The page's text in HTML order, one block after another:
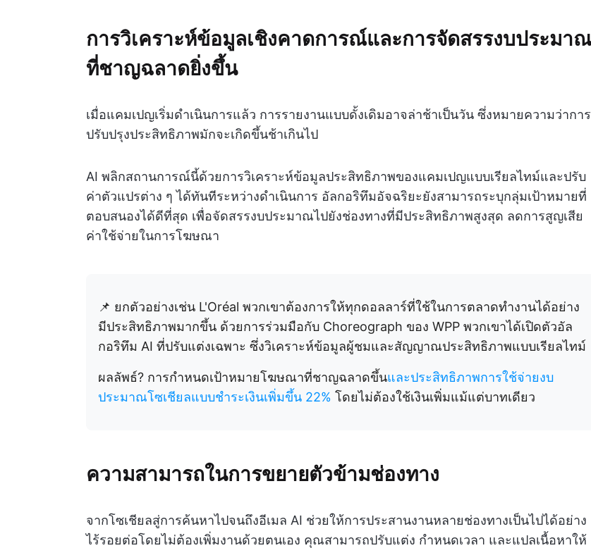
การวิเคราะห์ข้อมูลเชิงคาดการณ์และการจัดสรรงบประมาณ
ที่ชาญฉลาดยิ่งขึ้น
เมื่อแคมเปญเริ่มดำเนินการแล้ว การรายงานแบบดั้งเดิมอาจล่าช้าเป็นวัน ซึ่งหมายความว่าการ
ปรับปรุงประสิทธิภาพมักจะเกิดขึ้นช้าเกินไป
AI พลิกสถานการณ์นี้ด้วยการวิเคราะห์ข้อมูลประสิทธิภาพของแคมเปญแบบเรียลไทม์และปรับ
ค่าตัวแปรต่าง ๆ ได้ทันทีระหว่างดำเนินการ อัลกอริทึมอัจฉริยะยังสามารถระบุกลุ่มเป้าหมายที่
ตอบสนองได้ดีที่สุด เพื่อจัดสรรงบประมาณไปยังช่องทางที่มีประสิทธิภาพสูงสุด ลดการสูญเสีย
ค่าใช้จ่ายในการโฆษณา
📌 ยกตัวอย่างเช่น L'Oréal พวกเขาต้องการให้ทุกดอลลาร์ที่ใช้ในการตลาดทำงานได้อย่าง
มีประสิทธิภาพมากขึ้น ด้วยการร่วมมือกับ Choreograph ของ WPP พวกเขาได้เปิดตัวอัล
กอริทึม AI ที่ปรับแต่งเฉพาะ ซึ่งวิเคราะห์ข้อมูลผู้ชมและสัญญาณประสิทธิภาพแบบเรียลไทม์
ผลลัพธ์? การกำหนดเป้าหมายโฆษณาที่ชาญฉลาดขึ้นและประสิทธิภาพการใช้จ่ายงบ
ประมาณโซเชียลแบบชำระเงินเพิ่มขึ้น 22% โดยไม่ต้องใช้เงินเพิ่มแม้แต่บาทเดียว
ความสามารถในการขยายตัวข้ามช่องทาง
จากโซเชียลสู่การค้นหาไปจนถึงอีเมล AI ช่วยให้การประสานงานหลายช่องทางเป็นไปได้อย่าง
ไร้รอยต่อโดยไม่ต้องเพิ่มงานด้วยตนเอง คุณสามารถปรับแต่ง กำหนดเวลา และแปลเนื้อหาให้